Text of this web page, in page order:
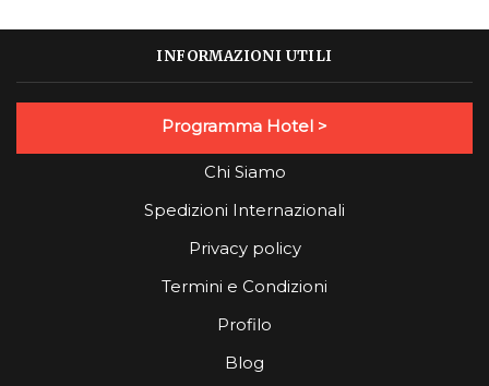
INFORMAZIONI UTILI
Programma Hotel >
Chi Siamo
Spedizioni Internazionali
Privacy policy
Termini e Condizioni
Profilo
Blog